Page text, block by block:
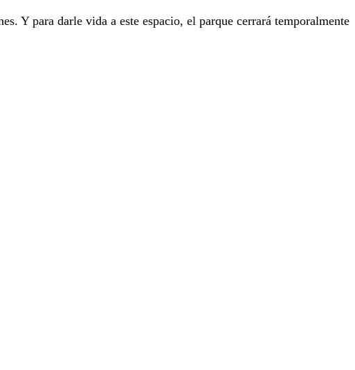
Y para darle vida a este espacio, el parque cerrará temporalmente